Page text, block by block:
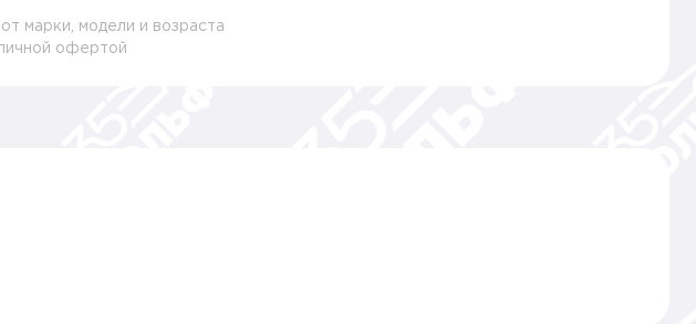
марки, модели и возраста
офертой